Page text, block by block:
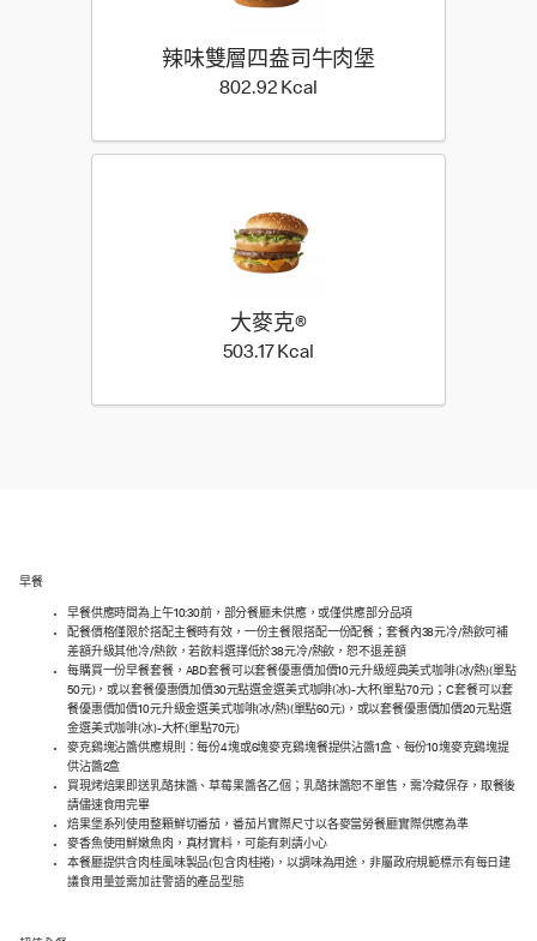
辣味雙層四盎司牛肉堡
802.92 Kcal
大麥克®
503.17 Kcal
早餐
早餐供應時間為上午10:30前，部分餐廳未供應，或僅供應部分品項
配餐價格僅限於搭配主餐時有效，一份主餐限搭配一份配餐；套餐內38元冷/熱飲可補
差額升級其他冷/熱飲，若飲料選擇低於38元冷/熱飲，恕不退差額
每購買一份早餐套餐，ABD套餐可以套餐優惠價加價10元升級經典美式咖啡(冰/熱)(單點
50元)，或以套餐優惠價加價30元點選金選美式咖啡(冰)-大杯(單點70元)；C套餐可以套
餐優惠價加價10元升級金選美式咖啡(冰/熱)(單點60元)，或以套餐優惠價加價20元點選
金選美式咖啡(冰)-大杯(單點70元)
麥克鷄塊沾醬供應規則：每份4塊或6塊麥克鷄塊餐提供沾醬1盒、每份10塊麥克鷄塊提
供沾醬2盒
買現烤焙果即送乳酪抹醬、草莓果醬各乙個；乳酪抹醬恕不單售，需冷藏保存，取餐後
請儘速食用完畢
焙果堡系列使用整顆鮮切番茄，番茄片實際尺寸以各麥當勞餐廳實際供應為準
麥香魚使用鮮嫩魚肉，真材實料，可能有刺請小心
本餐廳提供含肉桂風味製品(包含肉桂捲)，以調味為用途，非屬政府規範標示有每日建
議食用量並需加註警語的產品型態